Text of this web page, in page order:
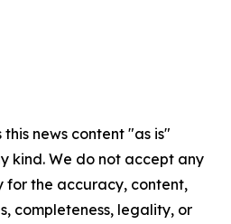
news content "as is"
kind. We do not accept any
for the accuracy, content,
completeness, legality, or